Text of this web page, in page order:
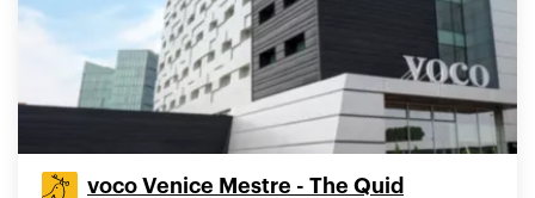
voco Venice Mestre - The Quid